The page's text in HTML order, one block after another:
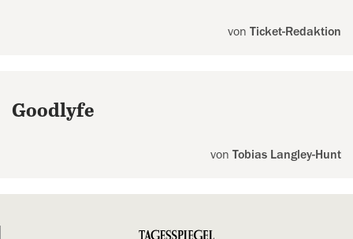
von Ticket-Redaktion
Goodlyfe
von Tobias Langley-Hunt